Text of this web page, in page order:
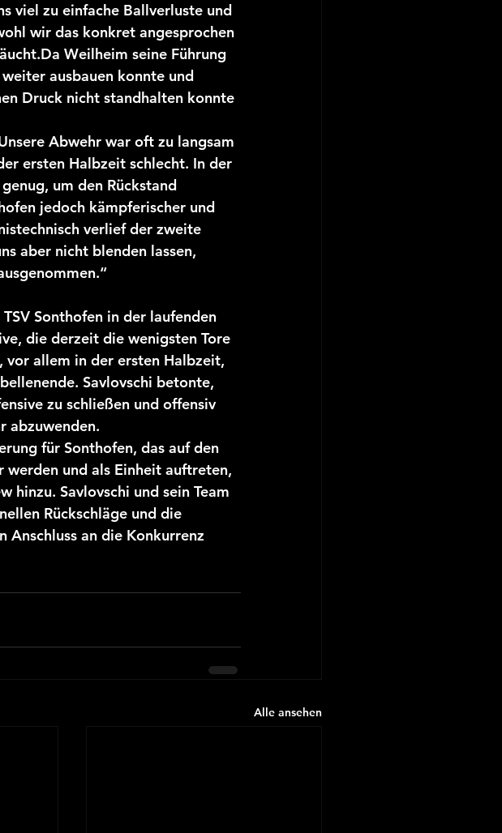
viel zu einfache Ballverluste und
wir das konkret angesprochen
Weilheim seine Führung
ausbauen konnte und
Druck nicht standhalten konnte
Abwehr war oft zu langsam
ersten Halbzeit schlecht. In der
um den Rückstand
jedoch kämpferischer und
verlief der zweite
aber nicht blenden lassen,
Sonthofen in der laufenden
die derzeit die wenigsten Tore
allem in der ersten Halbzeit,
Savlovschi betonte,
zu schließen und offensiv
abzuwenden.
für Sonthofen, das auf den
werden und als Einheit auftreten,
hinzu. Savlovschi und sein Team
Rückschläge und die
Anschluss an die Konkurrenz
Alle ansehen